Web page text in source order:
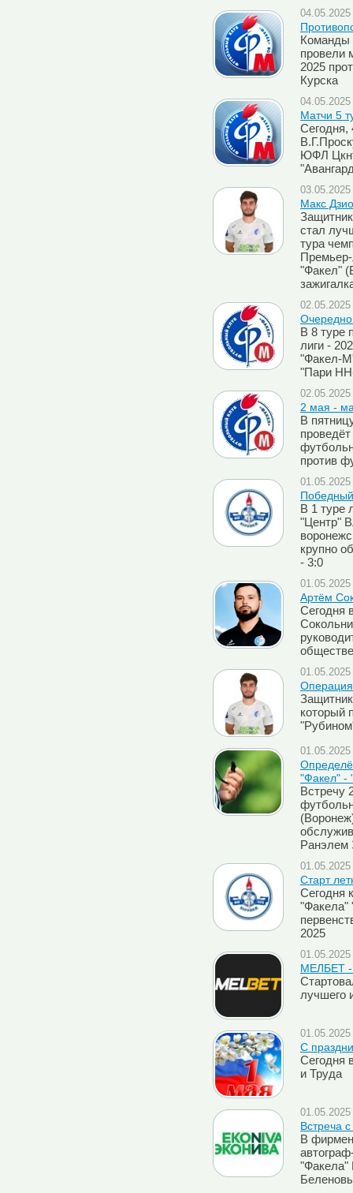
Команды
провели
2025
Курска
Матчи 5
ЮФЛ
Макс
стал
тура
"Факел"
В 8 туре
лиги -
"Факел-
"Пари
2 мая -
В
против
В 1 туре
"Центр"
крупно
- 3:0
Артём
Сегодня
который
"Факел" -
Встречу
Ранэлем
Старт
Сегодня
"Факела"
2025
МЕЛБЕТ -
лучшего
C
Сегодня
и Труда
Встреча
В
"Факела"